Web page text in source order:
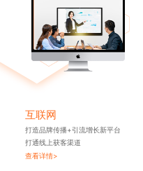
互联网
打造品牌传播+引流增长新平台
打通线上获客渠道
查看详情>